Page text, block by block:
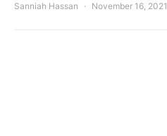
Sanniah Hassan November 16, 2021